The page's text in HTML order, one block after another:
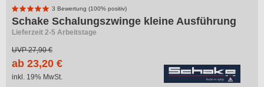
3 Bewertung (100% positiv)
Schake Schalungszwinge kleine Ausführung
Lieferzeit 2-5 Arbeitstage
UVP27,90 €
ab 23,20 €
inkl. 19% MwSt.